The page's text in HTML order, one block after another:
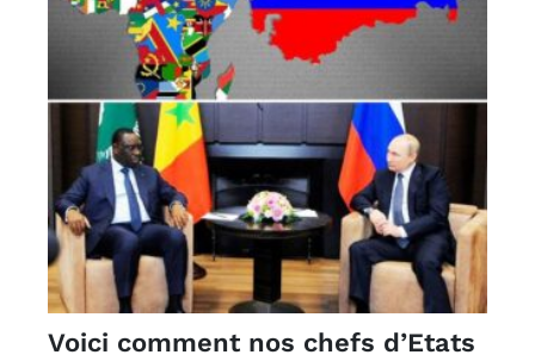
Voici comment nos chefs d’Etats